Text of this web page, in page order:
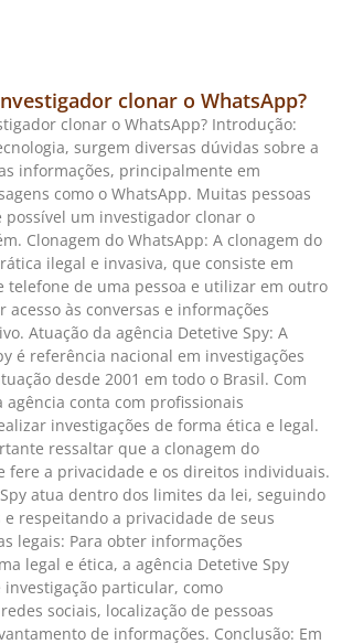
clonar o WhatsApp?
clonar o WhatsApp? Introdução:
surgem diversas dúvidas sobre a
informações, principalmente em
como o WhatsApp. Muitas pessoas
possível um investigador clonar o
Clonagem do WhatsApp: A clonagem do
ilegal e invasiva, que consiste em
telefone de uma pessoa e utilizar em outro
acesso às conversas e informações
Atuação da agência Detetive Spy: A
é referência nacional em investigações
desde 2001 em todo o Brasil. Com
agência conta com profissionais
investigações de forma ética e legal.
ressaltar que a clonagem do
fere a privacidade e os direitos individuais.
atua dentro dos limites da lei, seguindo
respeitando a privacidade de seus
legais: Para obter informações
legal e ética, a agência Detetive Spy
investigação particular, como
sociais, localização de pessoas
de informações. Conclusão: Em